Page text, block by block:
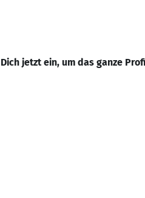
jetzt ein, um das ganze